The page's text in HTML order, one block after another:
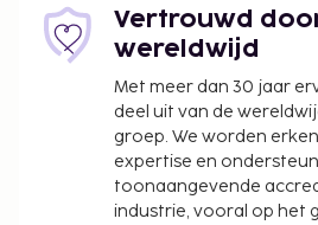
Vertrouwd
wereldwijd
Met meer dan 30 jaar
deel uit van de
groep. We worden
expertise en
toonaangevende
industrie, vooral op het